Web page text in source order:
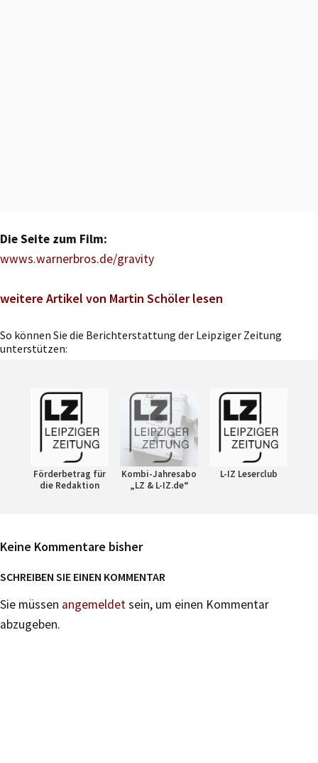
Die Seite zum Film:
wwws.warnerbros.de/gravity
weitere Artikel von Martin Schöler lesen
So können Sie die Berichterstattung der Leipziger Zeitung
unterstützen:
Förderbetrag für
die Redaktion
Kombi-Jahresabo
„LZ & L-IZ.de“
L-IZ Leserclub
Keine Kommentare bisher
SCHREIBEN SIE EINEN KOMMENTAR
Sie müssen angemeldetsein, um einen Kommentar
abzugeben.